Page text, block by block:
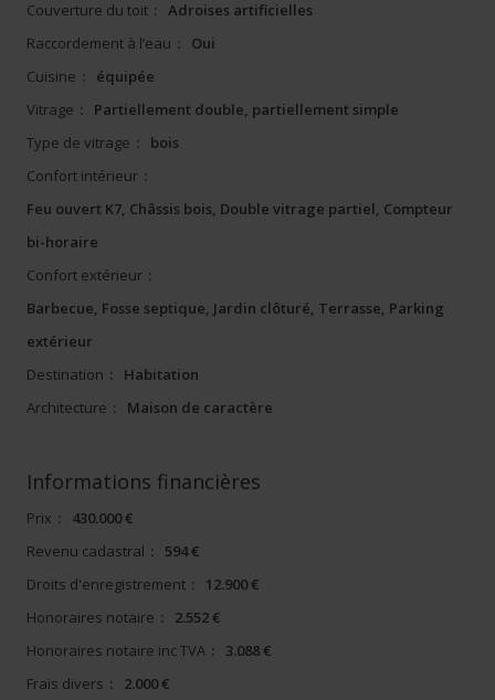
Couverture du toit :
Adroises artificielles
Raccordement à l’eau :
Oui
Cuisine :
équipée
Vitrage :
Partiellement double, partiellement simple
Type de vitrage :
bois
Confort intérieur :
Feu ouvert K7, Châssis bois, Double vitrage partiel, Compteur
bi-horaire
Confort extérieur :
Barbecue, Fosse septique, Jardin clôturé, Terrasse, Parking
extérieur
Destination :
Habitation
Architecture : Maison de caractère
Informations financières
Prix :
430.000 €
Revenu cadastral :
594 €
Droits d'enregistrement :
12.900 €
Honoraires notaire :
2.552 €
Honoraires notaire inc TVA :
3.088 €
Frais divers :
2.000 €